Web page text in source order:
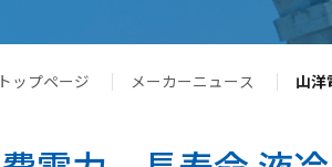
ップページ メーカーニュース 山洋